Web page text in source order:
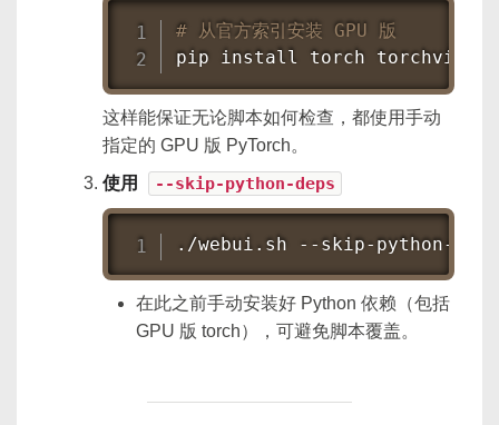
# 从官方索引安装 GPU 版
pip
install torch
这样能保证无论脚本如何检查，都使用手动
指定的 GPU 版 PyTorch。
使用 --skip-python-deps
./webui.sh --skip-python-
在此之前手动安装好 Python 依赖（包括
GPU 版 torch），可避免脚本覆盖。